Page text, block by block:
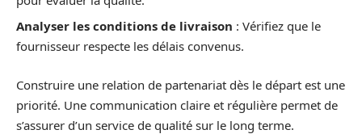
Analyser les conditions de livraison : Vérifiez que le
fournisseur respecte les délais convenus.
Construire une relation de partenariat dès le départ est une
priorité. Une communication claire et régulière permet de
s’assurer d’un service de qualité sur le long terme.